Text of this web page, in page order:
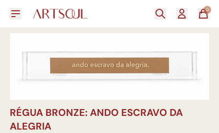
0
RÉGUA BRONZE: ANDO ESCRAVO DA
ALEGRIA